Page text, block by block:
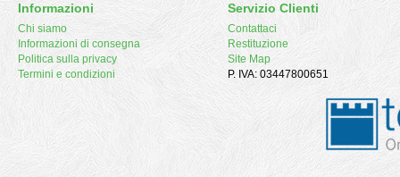
Informazioni
Chi siamo
Informazioni di consegna
Politica sulla privacy
Termini e condizioni
Servizio Clienti
Contattaci
Restituzione
Site Map
P. IVA: 03447800651